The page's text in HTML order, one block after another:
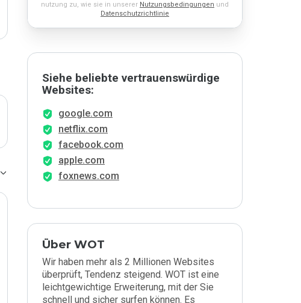
nutzung zu, wie sie in unserer Nutzungsbedingungen und
Datenschutzrichtlinie
Siehe beliebte vertrauenswürdige
Websites:
google.com
netflix.com
facebook.com
apple.com
foxnews.com
Über WOT
Wir haben mehr als 2 Millionen Websites
überprüft, Tendenz steigend. WOT ist eine
leichtgewichtige Erweiterung, mit der Sie
schnell und sicher surfen können. Es